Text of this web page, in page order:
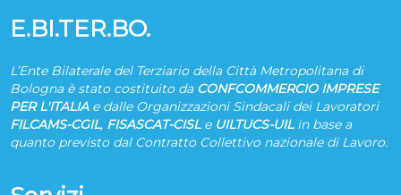
E.BI.TER.BO.
L’Ente Bilaterale del Terziario della Città Metropolitana di
Bologna è stato costituito da CONFCOMMERCIO IMPRESE
PER L'ITALIAe dalle Organizzazioni Sindacali dei Lavoratori
FILCAMS-CGIL, FISASCAT-CISLe UILTUCS-UILin base a
quanto previsto dal Contratto Collettivo nazionale di Lavoro.